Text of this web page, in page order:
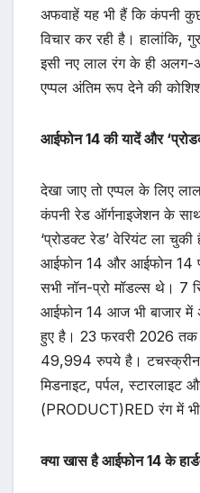
अफवाहें यह भी हैं कि कंपनी
विचार कर रही है। हालांकि,
इसी नए लाल रंग के ही
एप्पल अंतिम रूप देने की
आईफोन 14 की यादें और
देखा जाए तो एप्पल के लिए
कंपनी रेड ऑर्गनाइजेशन के
‘प्रोडक्ट रेड’ वेरियंट ला
आईफोन 14 और आईफोन 14
सभी नॉन-प्रो मॉडल्स थे। 7
आईफोन 14 आज भी बाजार में
हुए है। 23 फरवरी 2026
49,994 रुपये है। टचस्क्रीन
मिडनाइट, पर्पल,
(PRODUCT)RED रंग में
क्या खास है आईफोन 14 के